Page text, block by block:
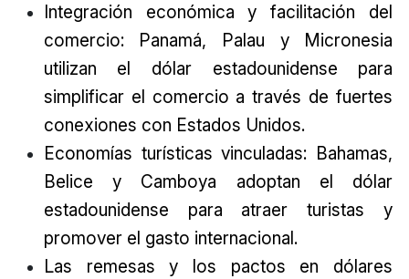
Integración económica y facilitación del
comercio: Panamá, Palau y Micronesia
utilizan el dólar estadounidense para
simplificar el comercio a través de fuertes
conexiones con Estados Unidos.
Economías turísticas vinculadas: Bahamas,
Belice y Camboya adoptan el dólar
estadounidense para atraer turistas y
promover el gasto internacional.
Las remesas y los pactos en dólares